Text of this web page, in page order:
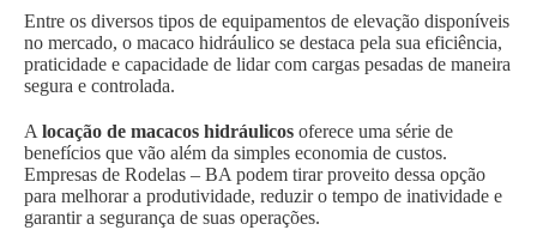
Entre os diversos tipos de equipamentos de elevação disponíveis
no mercado, o macaco hidráulico se destaca pela sua eficiência,
praticidade e capacidade de lidar com cargas pesadas de maneira
segura e controlada.
A locação de macacos hidráulicos oferece uma série de
benefícios que vão além da simples economia de custos.
Empresas de Rodelas – BA podem tirar proveito dessa opção
para melhorar a produtividade, reduzir o tempo de inatividade e
garantir a segurança de suas operações.